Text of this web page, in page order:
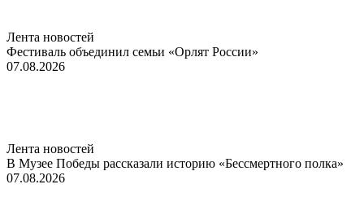
Лента новостей
Фестиваль объединил семьи «Орлят России»
07.08.2026
Лента новостей
В Музее Победы рассказали историю «Бессмертного полка»
07.08.2026